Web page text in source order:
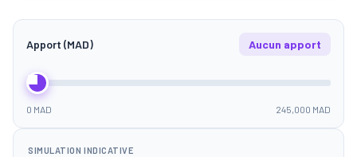
Apport (MAD) Aucun apport
0 MAD 245,000 MAD
SIMULATION INDICATIVE